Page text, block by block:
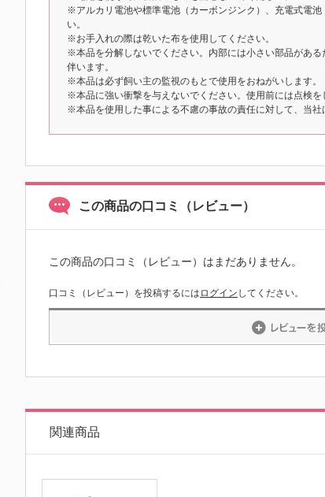
※アルカリ電池や標準電池（カーボンジンク）、充電式電
い。
※お手入れの際は乾いた布を使用してください。
※本品を分解しないでください。内部には小さい部品があ
伴います。
※本品は必ず飼い主の監視のもとで使用をおねがいします。
※本品に強い衝撃を与えないでください。使用前には点検を
※本品を使用した事による不慮の事故の責任に対して、当社
この商品の口コミ（レビュー）
この商品の口コミ（レビュー）はまだありません。
口コミ（レビュー）を投稿するには ログイン してください。
関連商品